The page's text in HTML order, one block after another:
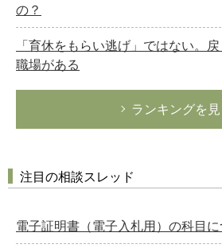
の？
「育休をもらい逃げ」ではない。
職場がある
ランキングを見
注目の相談スレッド
電子証明書（電子入札用）の科目に